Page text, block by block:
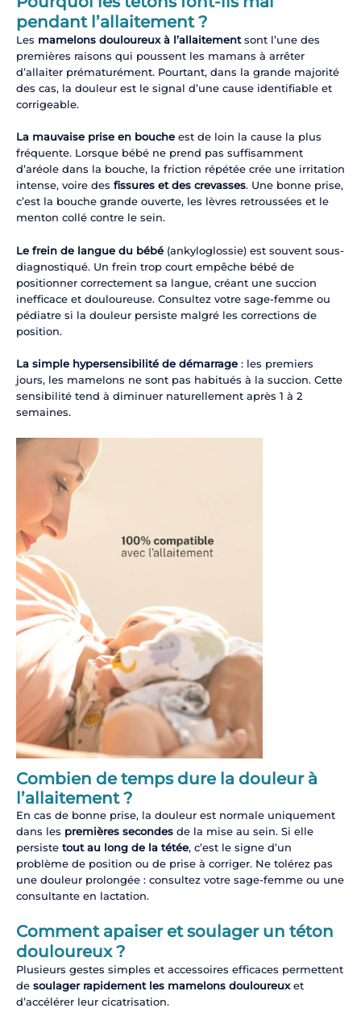
pendant l’allaitement ?
Les mamelons douloureux à l’allaitementsont l’une des
premières raisons qui poussent les mamans à arrêter
d’allaiter prématurément. Pourtant, dans la grande majorité
des cas, la douleur est le signal d’une cause identifiable et
corrigeable.
La mauvaise prise en boucheest de loin la cause la plus
fréquente. Lorsque bébé ne prend pas suffisamment
d’aréole dans la bouche, la friction répétée crée une irritation
intense, voire des fissures et des crevasses. Une bonne prise,
c’est la bouche grande ouverte, les lèvres retroussées et le
menton collé contre le sein.
Le frein de langue du bébé(ankyloglossie) est souvent sous-
diagnostiqué. Un frein trop court empêche bébé de
positionner correctement sa langue, créant une succion
inefficace et douloureuse. Consultez votre sage-femme ou
pédiatre si la douleur persiste malgré les corrections de
position.
La simple hypersensibilité de démarrage: les premiers
jours, les mamelons ne sont pas habitués à la succion. Cette
sensibilité tend à diminuer naturellement après 1 à 2
semaines.
Combien de temps dure la douleur à
l’allaitement ?
En cas de bonne prise, la douleur est normale uniquement
dans les premières secondesde la mise au sein. Si elle
persiste tout au long de la tétée, c’est le signe d’un
problème de position ou de prise à corriger. Ne tolérez pas
une douleur prolongée : consultez votre sage-femme ou une
consultante en lactation.
Comment apaiser et soulager un téton
douloureux ?
Plusieurs gestes simples et accessoires efficaces permettent
de soulager rapidement les mamelons douloureuxet
d’accélérer leur cicatrisation.